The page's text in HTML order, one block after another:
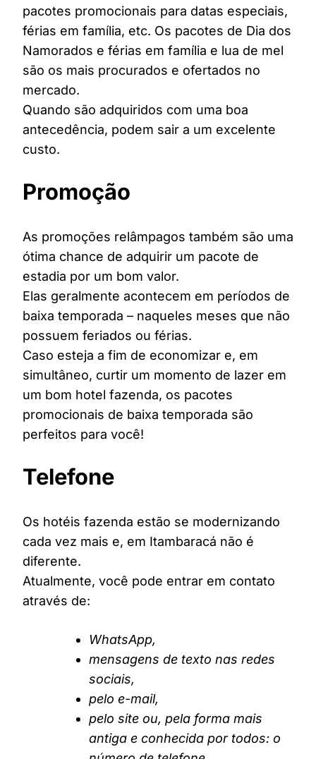
pacotes promocionais para datas especiais,
férias em família, etc. Os pacotes de Dia dos
Namorados e férias em família e lua de mel
são os mais procurados e ofertados no
mercado.
Quando são adquiridos com uma boa
antecedência, podem sair a um excelente
custo.
Promoção
As promoções relâmpagos também são uma
ótima chance de adquirir um pacote de
estadia por um bom valor.
Elas geralmente acontecem em períodos de
baixa temporada – naqueles meses que não
possuem feriados ou férias.
Caso esteja a fim de economizar e, em
simultâneo, curtir um momento de lazer em
um bom hotel fazenda, os pacotes
promocionais de baixa temporada são
perfeitos para você!
Telefone
Os hotéis fazenda estão se modernizando
cada vez mais e, em Itambaracá não é
diferente.
Atualmente, você pode entrar em contato
através de:
WhatsApp,
mensagens de texto nas redes
sociais,
pelo e-mail,
pelo site ou, pela forma mais
antiga e conhecida por todos: o